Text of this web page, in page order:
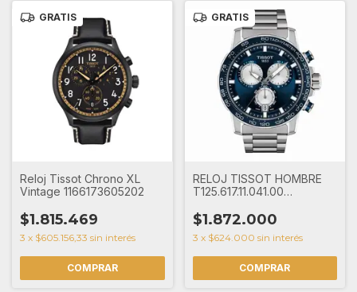
GRATIS
Reloj Tissot Chrono XL
Vintage 1166173605202
$1.815.469
3 x $605.156,33 sin interés
GRATIS
RELOJ TISSOT HOMBRE
T125.617.11.041.00
$1.872.000
3 x $624.000 sin interés